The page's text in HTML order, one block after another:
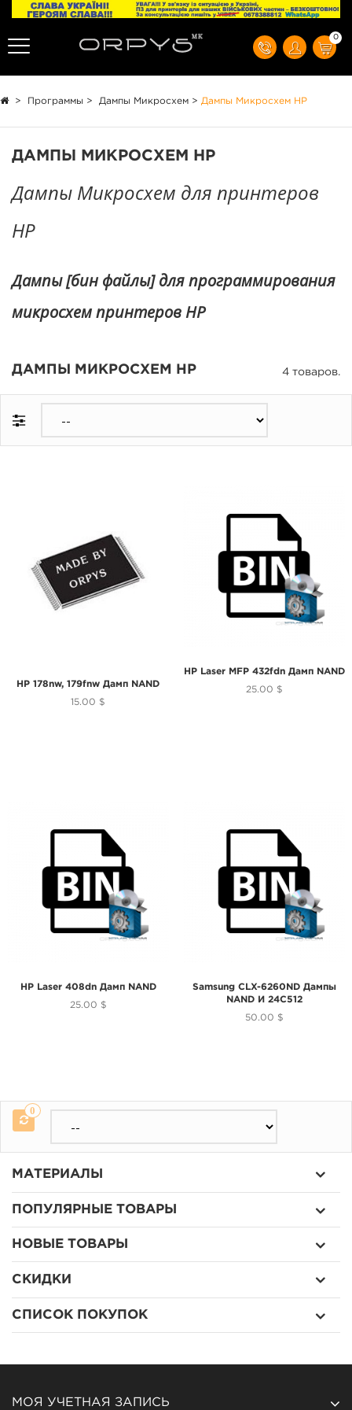
0
> Программы > Дампы Микросхем > Дампы Микросхем HP
ДАМПЫ МИКРОСХЕМ HP
Дампы Микросхем для принтеров
HP
Дампы [бин файлы] для программирования
микросхем принтеров HP
ДАМПЫ МИКРОСХЕМ HP 4 товаров.
HP 178nw, 179fnw Дамп NAND
15.00 $
HP Laser MFP 432fdn Дамп NAND
25.00 $
HP Laser 408dn Дамп NAND
25.00 $
Samsung CLX-6260ND Дампы
NAND И 24C512
50.00 $
0
МАТЕРИАЛЫ
ПОПУЛЯРНЫЕ ТОВАРЫ
НОВЫЕ ТОВАРЫ
СКИДКИ
СПИСОК ПОКУПОК
МОЯ УЧЕТНАЯ ЗАПИСЬ